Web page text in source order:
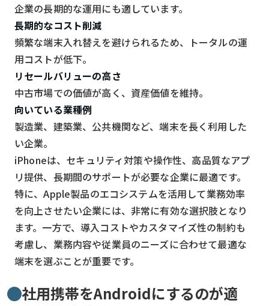
企業の長期的な運用にも適しています。
長期的なコスト削減
頻繁な端末入れ替えを避けられるため、トータルの運
用コストが低下。
リセールバリューの高さ
中古市場での価値が高く、資産価値を維持。
向いている業種例
製造業、建築業、公共機関など、端末を長く利用した
い企業。
iPhoneは、セキュリティ対策や操作性、高品質なアプ
リ提供、長期間のサポートが必要な企業に最適です。
特に、Apple製品のエコシステムを活用して業務効率
を向上させたい企業には、非常に有効な選択肢となり
ます。一方で、導入コストやカスタマイズ性の制約も
考慮し、業務内容や従業員のニーズに合わせて最適な
端末を選ぶことが重要です。
社用携帯をAndroidにするのが適